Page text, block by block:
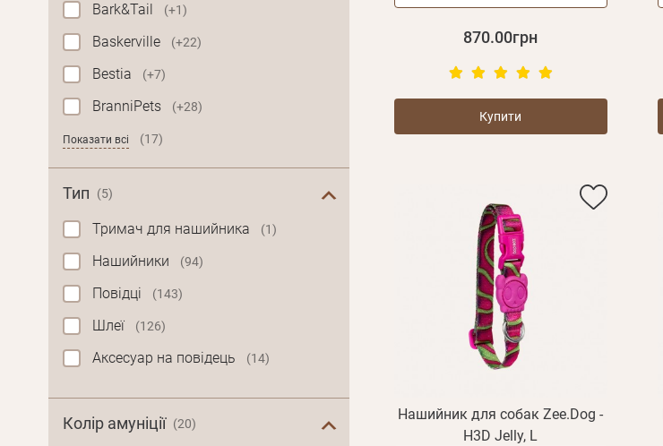
Bark&Tail (+1)
Baskerville (+22)
Bestia (+7)
BranniPets (+28)
Показати всі (17)
Тип (5)
Тримач для нашийника (1)
Нашийники (94)
Повідці (143)
Шлеї (126)
Аксесуар на повідець (14)
Колір амуніції (20)
870.00грн
Купити
Нашийник для собак Zee.Dog -
H3D Jelly, L